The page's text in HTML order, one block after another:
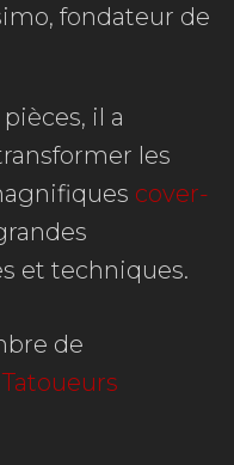
fondateur de
il a
les
cover-
et techniques.
de